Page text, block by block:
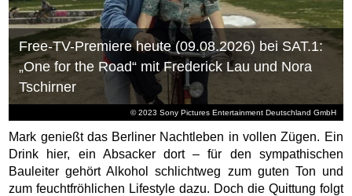
© 2023 Sony Pictures Entertainment Deutschland GmbH
Free-TV-Premiere heute (09.08.2026) bei SAT.1:
„One for the Road“ mit Frederick Lau und Nora
Tschirner
Mark genießt das Berliner Nachtleben in vollen Zügen. Ein
Drink hier, ein Absacker dort – für den sympathischen
Bauleiter gehört Alkohol schlichtweg zum guten Ton und
zum feuchtfröhlichen Lifestyle dazu. Doch die Quittung folgt